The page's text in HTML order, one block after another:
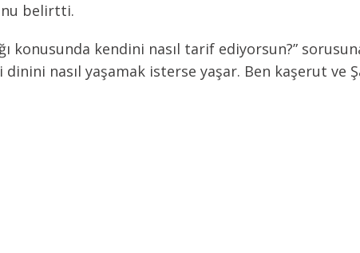
belirtti.
konusunda kendini nasıl tarif ediyorsun?”
nasıl yaşamak isterse yaşar. Ben kaşerut ve